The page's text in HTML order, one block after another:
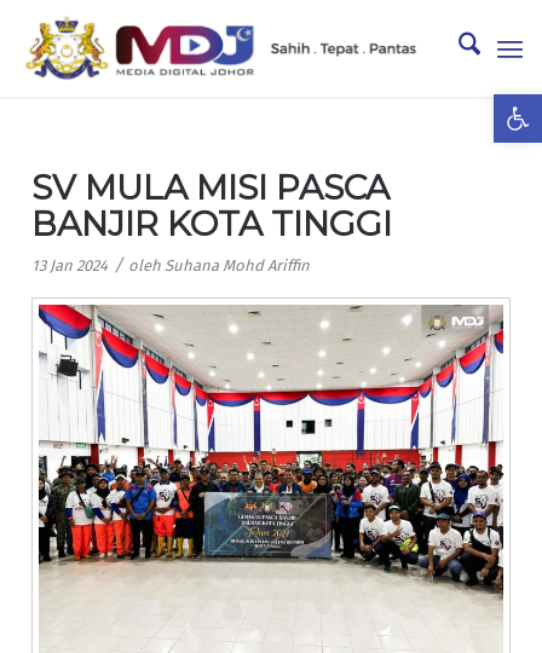
SV MULA MISI PASCA
BANJIR KOTA TINGGI
13 Jan 2024 / oleh Suhana Mohd Ariffin